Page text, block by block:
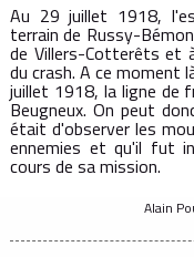
Au 29 juillet 1918,
terrain de Russy-
de Villers-Cotterêts et
du crash. A ce moment
juillet 1918, la ligne de
Beugneux. On peut
était d'observer les
ennemies et qu'il fut
cours de sa mission.
Alain